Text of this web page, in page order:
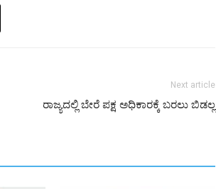
Next article
ರಾಜ್ಯದಲ್ಲಿ ಬೇರೆ ಪಕ್ಷ ಅಧಿಕಾರಕ್ಕೆ ಬರಲು ಬಿಡಲ್ಲ